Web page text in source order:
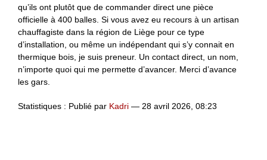
qu’ils ont plutôt que de commander direct une pièce
officielle à 400 balles. Si vous avez eu recours à un artisan
chauffagiste dans la région de Liège pour ce type
d’installation, ou même un indépendant qui s’y connait en
thermique bois, je suis preneur. Un contact direct, un nom,
n’importe quoi qui me permette d’avancer. Merci d’avance
les gars.
Statistiques : Publié par Kadri — 28 avril 2026, 08:23